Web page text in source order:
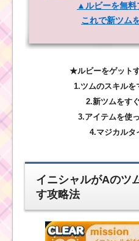
▲ルビーを無
これで新ツム
★ルビーをゲット
1.ツムのスキルを
2.新ツムをす
3.アイテムを使
4.マジカルタ
イニシャルがAのツ
す攻略法